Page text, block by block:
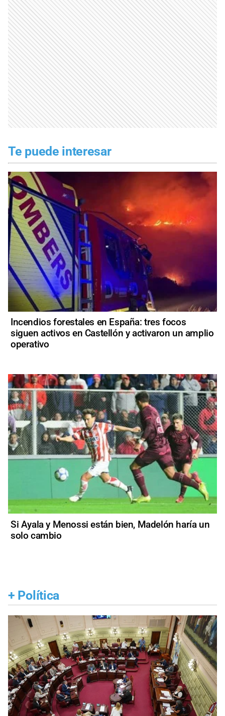
Te puede interesar
Incendios forestales en España: tres focos
siguen activos en Castellón y activaron un amplio
operativo
Si Ayala y Menossi están bien, Madelón haría un
solo cambio
+ Política